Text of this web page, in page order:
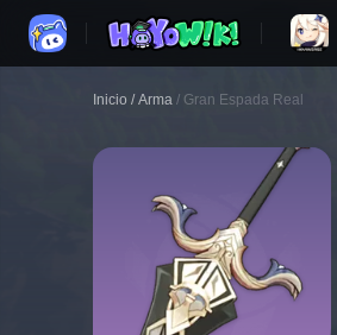
Inicio / Arma / Gran Espada Real